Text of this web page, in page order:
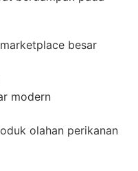
besar
modern
olahan perikanan